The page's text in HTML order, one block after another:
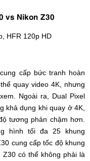
vs Nikon Z30
HFR 120p HD
cấp bức tranh hoàn
quay video 4K, nhưng
Ngoài ra, Dual Pixel
khả dụng khi quay ở 4K,
tương phản chậm hơn.
hình tối đa 25 khung
cung cấp tốc độ khung
có thể không phải là